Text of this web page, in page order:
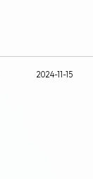
2024-11-15